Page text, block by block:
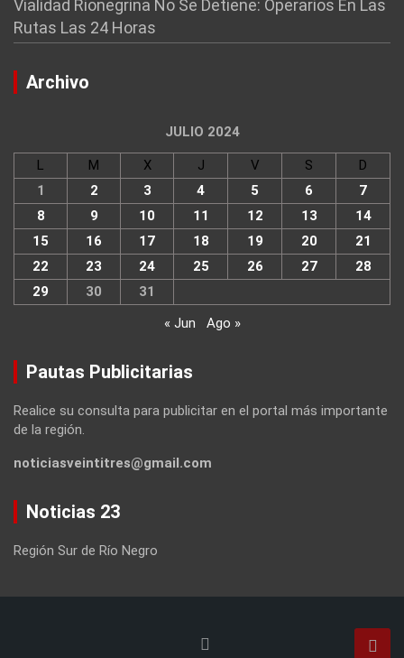
Vialidad Rionegrina No Se Detiene: Operarios En Las
Rutas Las 24 Horas
Archivo
JULIO 2024
L M X J V S
D
1
2 3 4 5 6
7
8
9 10 11 12 13
14
15
16 17 18 19 20
21
22
23 24 25 26 27
28
29
30
31
« Jun
Ago »
Pautas Publicitarias
Realice su consulta para publicitar en el portal más importante
de la región.
noticiasveintitres@gmail.com
Noticias 23
Región Sur de Río Negro